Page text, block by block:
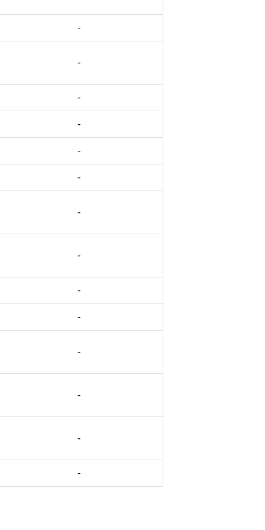
-
-
-
-
-
-
-
-
-
-
-
-
-
-